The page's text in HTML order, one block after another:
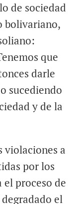
de sociedad
bolivariano,
que
darle
sucediendo
y de la
violaciones a
por los
el proceso de
el